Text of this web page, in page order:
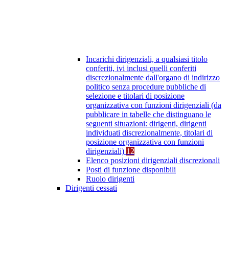
Incarichi dirigenziali, a qualsiasi titolo
conferiti, ivi inclusi quelli conferiti
discrezionalmente dall'organo di indirizzo
politico senza procedure pubbliche di
selezione e titolari di posizione
organizzativa con funzioni dirigenziali (da
pubblicare in tabelle che distinguano le
seguenti situazioni: dirigenti, dirigenti
individuati discrezionalmente, titolari di
posizione organizzativa con funzioni
dirigenziali) 12
Elenco posizioni dirigenziali discrezionali
Posti di funzione disponibili
Ruolo dirigenti
Dirigenti cessati